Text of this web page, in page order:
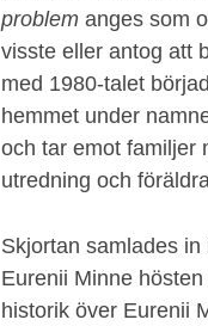
problem anges som
visste eller antog att
med 1980-talet
hemmet under
och tar emot familjer
utredning och
Skjortan samlades
Eurenii Minne
historik över Eurenii